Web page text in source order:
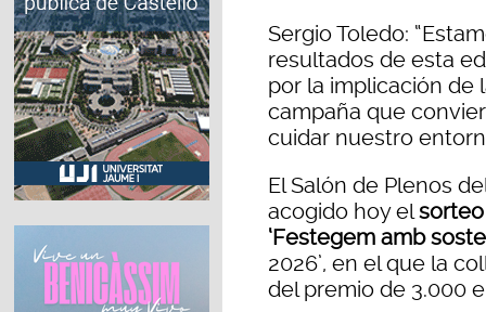
Sergio Toledo:
resultados de esta
por la implicación de
campaña que
cuidar nuestro
El Salón de Plenos
acogido hoy el
‘Festegem amb
2026’, en el que la
del premio de 3.000